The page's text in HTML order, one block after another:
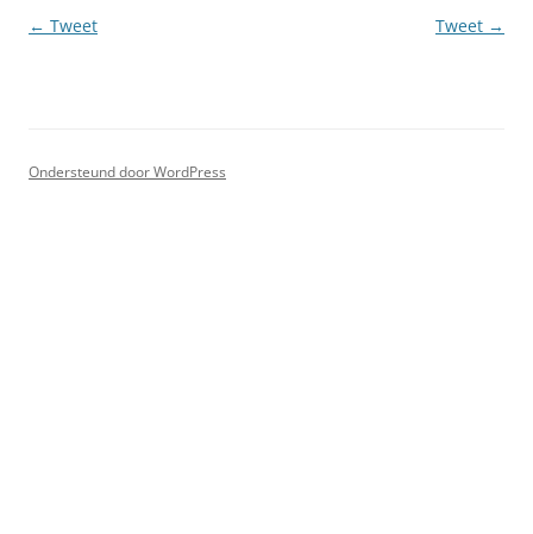
Berichtnavigatie
← Tweet Tweet →
Ondersteund door WordPress